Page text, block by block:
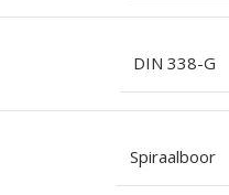
DIN 338-G
Spiraalboor